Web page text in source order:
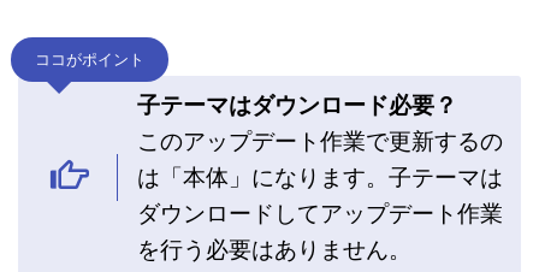
ココがポイント
子テーマはダウンロード必要？
このアップデート作業で更新するの
は「本体」になります。子テーマは
ダウンロードしてアップデート作業
を行う必要はありません。